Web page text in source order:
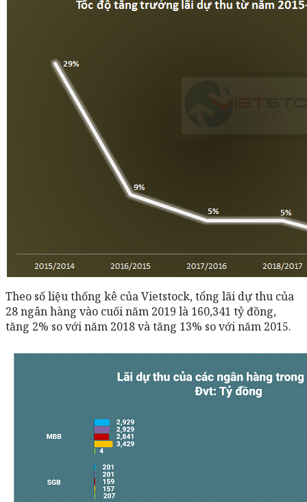
Theo số liệu thống kê của Vietstock, tổng lãi dự thu của
28 ngân hàng vào cuối năm 2019 là 160,341 tỷ đồng,
tăng 2% so với năm 2018 và tăng 13% so với năm 2015.